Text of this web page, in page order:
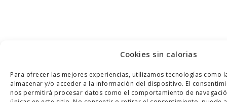
Cookies sin calorias
Para ofrecer las mejores experiencias, utilizamos tecnologías como
almacenar y/o acceder a la información del dispositivo. El
nos permitirá procesar datos como el comportamiento de